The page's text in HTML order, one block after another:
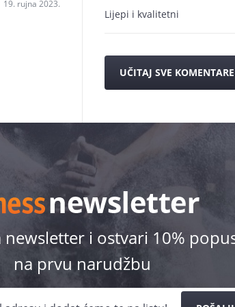
19. rujna 2023.
Lijepi i kvalitetni
UČITAJ SVE KOMENTARE
newsletter i ostvari 10%
na prvu narudžbu